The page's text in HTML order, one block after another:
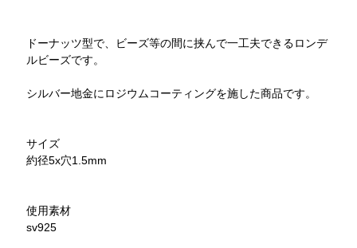
ドーナッツ型で、ビーズ等の間に挟んで一工夫できるロンデ
ルビーズです。
シルバー地金にロジウムコーティングを施した商品です。
サイズ
約径5x穴1.5mm
使用素材
sv925